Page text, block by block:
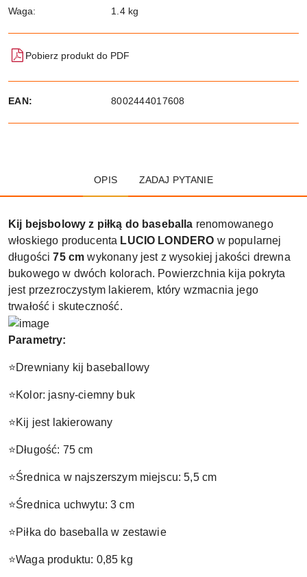
Waga: 1.4 kg
Pobierz produkt do PDF
EAN: 8002444017608
OPIS ZADAJ PYTANIE
Kij bejsbolowy z piłką do baseballa renomowanego
włoskiego producenta LUCIO LONDERO w popularnej
długości75 cm wykonany jest z wysokiej jakości drewna
bukowego w dwóch kolorach. Powierzchnia kija pokryta
jest przezroczystym lakierem, który wzmacnia jego
trwałość i skuteczność.
Parametry:
⭐Drewniany kij baseballowy
⭐Kolor: jasny-ciemny buk
⭐Kij jest lakierowany
⭐Długość: 75 cm
⭐Średnica w najszerszym miejscu: 5,5 cm
⭐Średnica uchwytu: 3 cm
⭐Piłka do baseballa w zestawie
⭐Waga produktu: 0,85 kg